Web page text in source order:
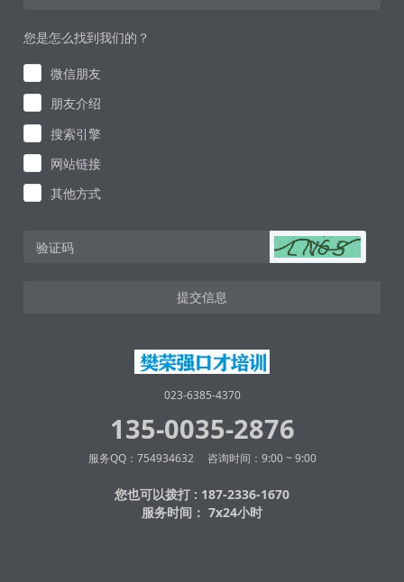
您是怎么找到我们的？
微信朋友
朋友介绍
搜索引擎
网站链接
其他方式
提交信息
023-6385-4370
135-0035-2876
服务QQ：754934632 咨询时间：9:00 ~ 9:00
您也可以拨打 : 187-2336-1670
服务时间： 7x24小时